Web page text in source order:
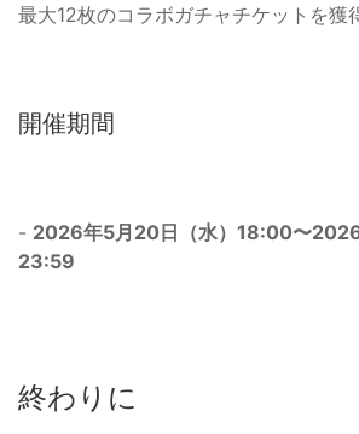
最大12枚のコラボガチャチケットを獲
開催期間
- 2026年5月20日（水）18:00〜2026
23:59
終わりに